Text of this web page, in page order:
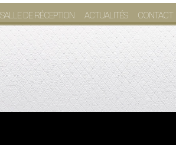
SALLE DE RÉCEPTION ACTUALITÉS CONTACT